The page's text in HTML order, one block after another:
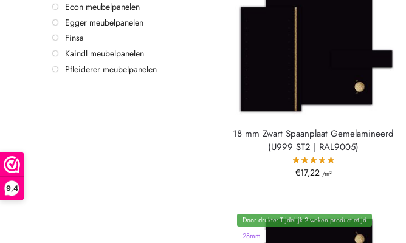
9,4
18 mm Zwart Spaanplaat Gemelamineerd
(U999 ST2 | RAL9005)
€17,22 /m²
Door drukte: Tijdelijk 2 weken productietijd
28mm
Econ meubelpanelen
Egger meubelpanelen
Finsa
Kaindl meubelpanelen
Pfleiderer meubelpanelen